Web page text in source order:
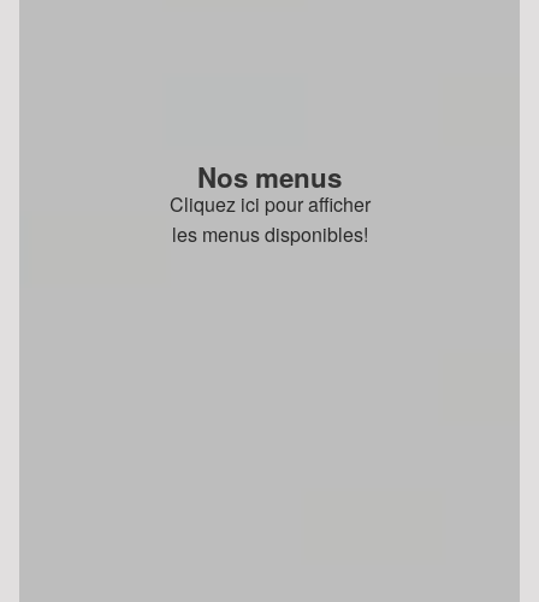
Nos menus
Cliquez ici pour afficher
les menus disponibles!